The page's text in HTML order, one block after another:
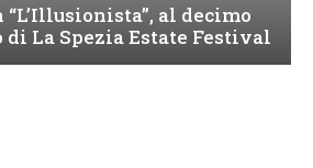
“L’Illusionista”, al decimo
La Spezia Estate Festival